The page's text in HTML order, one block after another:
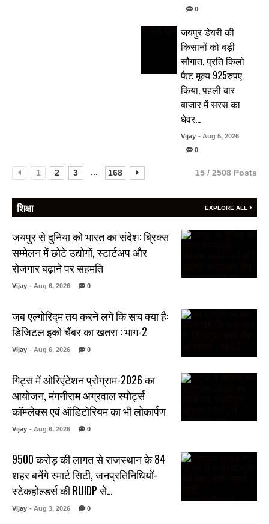
0
जयपुर डेयरी की
किसानों को बड़ी
सौगात, प्रति किलो
फैट मूल्य 925रुपए
किया, पहली बार
बाजार में सरस का
घेवर…
Vijay - Aug 5, 2026
0
1 2 3 ... 168 15 / 2508 Posts
शिक्षा EXPLORE ALL
जयपुर से दुनिया को भारत का संदेश: ब्रिक्स
सम्मेलन में छोटे उद्योगों, स्टार्टअप और
रोजगार बढ़ाने पर सहमति
Vijay - Aug 6, 2026 0
जब एल्गोरिद्म तय करने लगे कि सच क्या है:
डिजिटल इको चैंबर का खतरा : भाग-2
Vijay - Aug 6, 2026 0
गिट्स में ओरिएंटेशन प्रोग्राम-2026 का
आयोजन, मंगनीराम अग्रवाल स्पोर्ट्स
कॉम्प्लेक्स एवं ऑडिटोरियम का भी लोकार्पण
Vijay - Aug 6, 2026 0
₹9500 करोड़ की लागत से राजस्थान के 84
शहर बनेंगे स्मार्ट सिटी, जनप्रतिनिधियों-
स्टेकहोल्डर्स की RUIDP से…
Vijay - Aug 3, 2026 0